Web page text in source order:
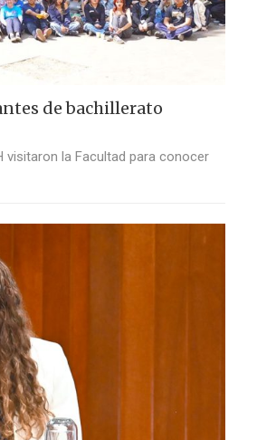
de bachillerato
visitaron la Facultad para conocer